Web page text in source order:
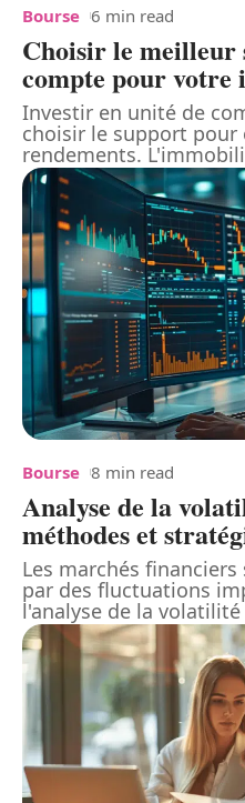
Bourse 6 min read
Choisir le meilleur
compte pour votre
Investir en unité de
choisir le support pour
rendements.
Bourse 8 min read
Analyse de la
méthodes et
Les marchés
par des fluctuations
l'analyse de la volatilité